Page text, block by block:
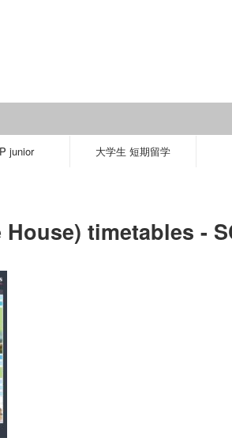
junior 大学生 短期留学
timetables -